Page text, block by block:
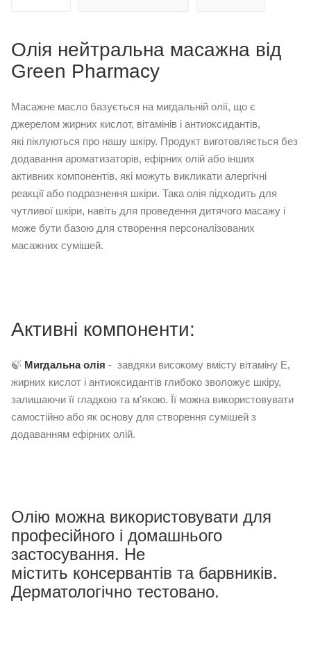
Олія нейтральна масажна від
Green Pharmacy
Масажне масло базується на мигдальній олії, що є
джерелом жирних кислот, вітамінів і антиоксидантів,
які піклуються про нашу шкіру. Продукт виготовляється без
додавання ароматизаторів, ефірних олій або інших
активних компонентів, які можуть викликати алергічні
реакції або подразнення шкіри. Така олія підходить для
чутливої шкіри, навіть для проведення дитячого масажу і
може бути базою для створення персоналізованих
масажних сумішей.
Активні компоненти:
🍃 Мигдальна олія - завдяки високому вмісту вітаміну Е,
жирних кислот і антиоксидантів глибоко зволожує шкіру,
залишаючи її гладкою та м'якою. Її можна використовувати
самостійно або як основу для створення сумішей з
додаванням ефірних олій.
Олію можна використовувати для
професійного і домашнього
застосування. Не
містить консервантів та барвників.
Дерматологічно тестовано.